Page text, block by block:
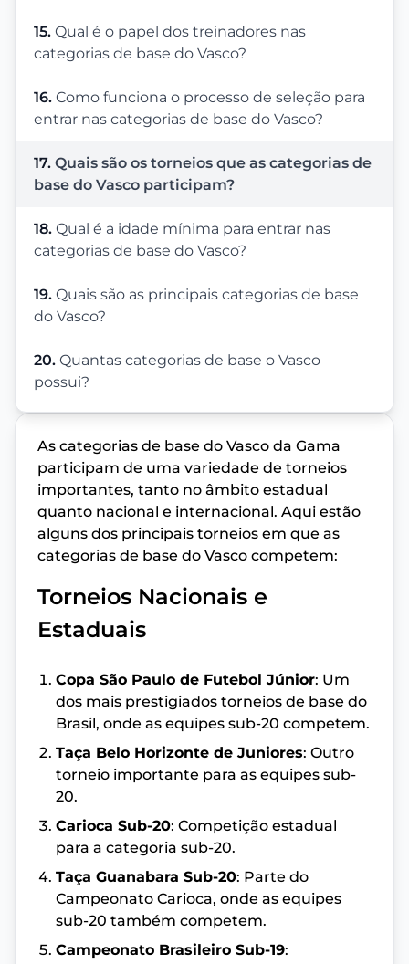
15. Qual é o papel dos treinadores nas
categorias de base do Vasco?
16. Como funciona o processo de seleção para
entrar nas categorias de base do Vasco?
17. Quais são os torneios que as categorias de
base do Vasco participam?
18. Qual é a idade mínima para entrar nas
categorias de base do Vasco?
19. Quais são as principais categorias de base
do Vasco?
20. Quantas categorias de base o Vasco
possui?
As categorias de base do Vasco da Gama
participam de uma variedade de torneios
importantes, tanto no âmbito estadual
quanto nacional e internacional. Aqui estão
alguns dos principais torneios em que as
categorias de base do Vasco competem:
Torneios Nacionais e
Estaduais
Copa São Paulo de Futebol Júnior: Um
dos mais prestigiados torneios de base do
Brasil, onde as equipes sub-20 competem.
Taça Belo Horizonte de Juniores: Outro
torneio importante para as equipes sub-
20.
Carioca Sub-20: Competição estadual
para a categoria sub-20.
Taça Guanabara Sub-20: Parte do
Campeonato Carioca, onde as equipes
sub-20 também competem.
Campeonato Brasileiro Sub-19: